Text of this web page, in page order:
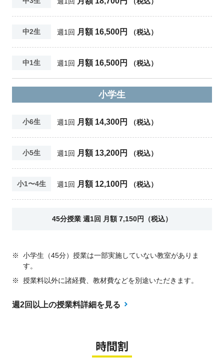
中2生 週1回 月額 16,500円 （税込）
中1生 週1回 月額 16,500円 （税込）
小学生
小6生 週1回 月額 14,300円 （税込）
小5生 週1回 月額 13,200円 （税込）
小1〜4生 週1回 月額 12,100円 （税込）
45分授業 週1回 月額 7,150円（税込）
※
小学生（45分）授業は一部実施していない教室がありま
す。
※
授業料以外に諸経費、教材費などを別途いただきます。
週2回以上の授業料詳細を見る
時間割